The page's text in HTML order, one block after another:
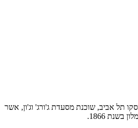
תל אביב, שוכנת מסעדת ג'ורג' וג'ון, אשר
1866.